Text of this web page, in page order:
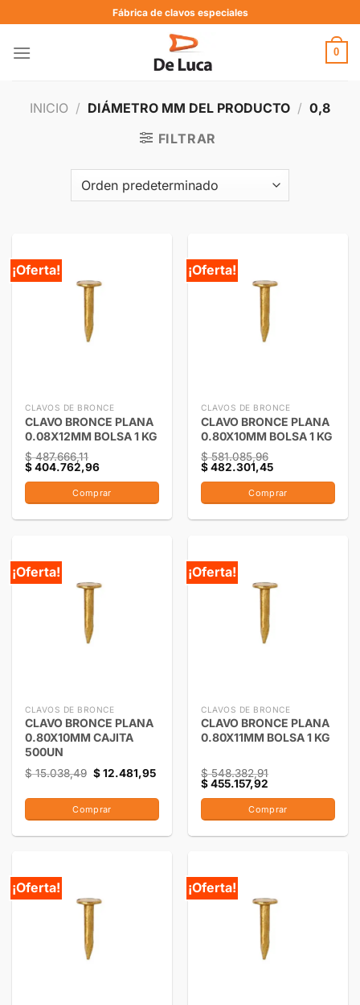
Fábrica de clavos especiales
0
INICIO / DIÁMETRO MM DEL PRODUCTO / 0,8
FILTRAR
¡Oferta!
CLAVOS DE BRONCE
CLAVO BRONCE PLANA
0.08X12MM BOLSA 1 KG
$487.666,11
$404.762,96
Comprar
¡Oferta!
CLAVOS DE BRONCE
CLAVO BRONCE PLANA
0.80X10MM BOLSA 1 KG
$581.085,96
$482.301,45
Comprar
¡Oferta!
CLAVOS DE BRONCE
CLAVO BRONCE PLANA
0.80X10MM CAJITA
500UN
$15.038,49 $12.481,95
Comprar
¡Oferta!
CLAVOS DE BRONCE
CLAVO BRONCE PLANA
0.80X11MM BOLSA 1 KG
$548.382,91
$455.157,92
Comprar
¡Oferta! ¡Oferta!